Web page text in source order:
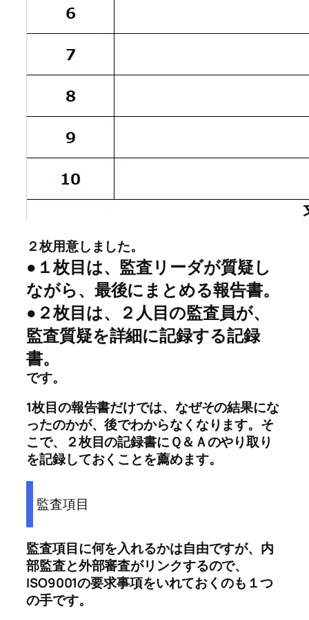
２枚用意しました。
●１枚目は、監査リーダが質疑し
ながら、最後にまとめる報告書。
●２枚目は、２人目の監査員が、
監査質疑を詳細に記録する記録
書。
です。
1枚目の報告書だけでは、なぜその結果にな
ったのかが、後でわからなくなります。そ
こで、２枚目の記録書にＱ＆Ａのやり取り
を記録しておくことを薦めます。
監査項目
監査項目に何を入れるかは自由ですが、内
部監査と外部審査がリンクするので、
ISO9001の要求事項をいれておくのも１つ
の手です。